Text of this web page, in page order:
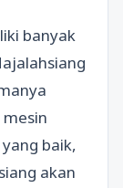
banyak
baik,
akan